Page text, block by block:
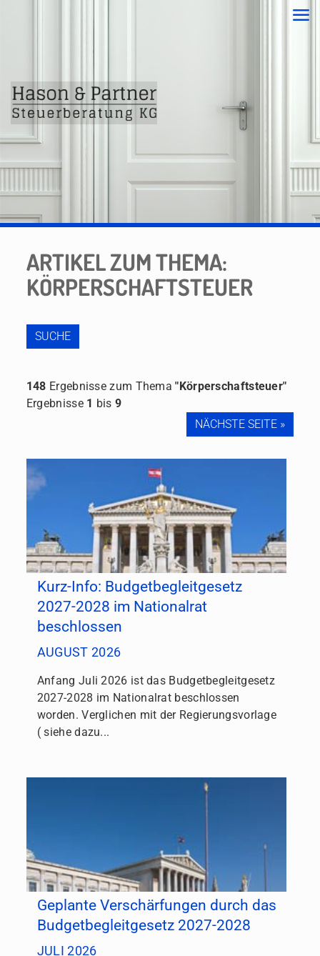
ARTIKEL ZUM THEMA:
KÖRPERSCHAFTSTEUER
SUCHE
148 Ergebnisse zum Thema"Körperschaftsteuer"
Ergebnisse 1 bis 9
NÄCHSTE SEITE »
Kurz-Info: Budgetbegleitgesetz
2027-2028 im Nationalrat
beschlossen
AUGUST 2026
Anfang Juli 2026 ist das Budgetbegleitgesetz
2027-2028 im Nationalrat beschlossen
worden. Verglichen mit der Regierungsvorlage
( siehe dazu...
Geplante Verschärfungen durch das
Budgetbegleitgesetz 2027-2028
JULI 2026